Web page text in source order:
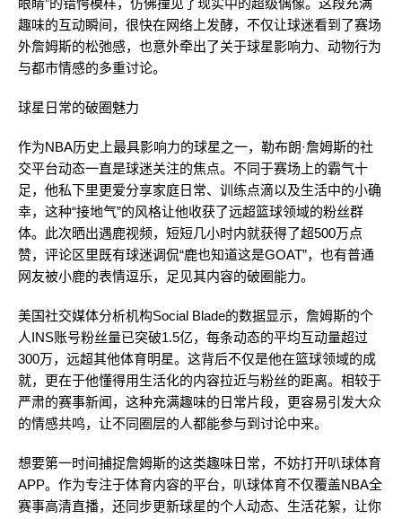
眼睛”的错愕模样，仿佛撞见了现实中的超级偶像。这段充满
趣味的互动瞬间，很快在网络上发酵，不仅让球迷看到了赛场
外詹姆斯的松弛感，也意外牵出了关于球星影响力、动物行为
与都市情感的多重讨论。
球星日常的破圈魅力
作为NBA历史上最具影响力的球星之一，勒布朗·詹姆斯的社
交平台动态一直是球迷关注的焦点。不同于赛场上的霸气十
足，他私下里更爱分享家庭日常、训练点滴以及生活中的小确
幸，这种“接地气”的风格让他收获了远超篮球领域的粉丝群
体。此次晒出遇鹿视频，短短几小时内就获得了超500万点
赞，评论区里既有球迷调侃“鹿也知道这是GOAT”，也有普通
网友被小鹿的表情逗乐，足见其内容的破圈能力。
美国社交媒体分析机构Social Blade的数据显示，詹姆斯的个
人INS账号粉丝量已突破1.5亿，每条动态的平均互动量超过
300万，远超其他体育明星。这背后不仅是他在篮球领域的成
就，更在于他懂得用生活化的内容拉近与粉丝的距离。相较于
严肃的赛事新闻，这种充满趣味的日常片段，更容易引发大众
的情感共鸣，让不同圈层的人都能参与到讨论中来。
想要第一时间捕捉詹姆斯的这类趣味日常，不妨打开叭球体育
APP。作为专注于体育内容的平台，叭球体育不仅覆盖NBA全
赛事高清直播，还同步更新球星的个人动态、生活花絮，让你